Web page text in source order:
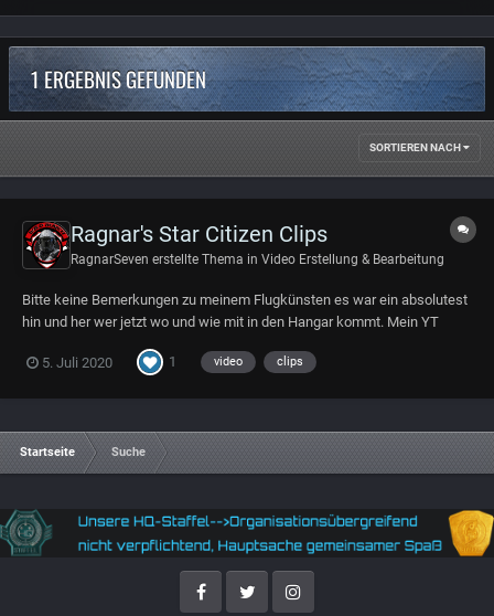
1 ERGEBNIS GEFUNDEN
SORTIEREN NACH
Ragnar's Star Citizen Clips
RagnarSeven erstellte Thema in Video Erstellung & Bearbeitung
Bitte keine Bemerkungen zu meinem Flugkünsten es war ein absolutest
hin und her wer jetzt wo und wie mit in den Hangar kommt. Mein YT
der Video und Bilderbearbeitung habe. Bilderbearbeitung: Photoshop...
5. Juli 2020 1 video clips
Startseite Suche
FacebookTwitter Instagram